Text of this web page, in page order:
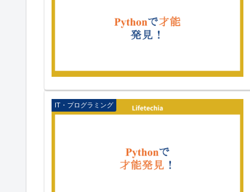
IT・プログラミング